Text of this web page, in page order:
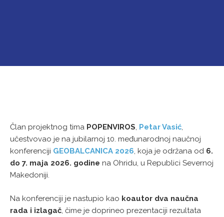
Član projektnog tima POPENVIROS, Petar Vasić,
učestvovao je na jubilarnој 10. međunarodnoj naučnoj
konferenciji GEOBALCANICA 2026, koja je održana od 6.
do 7. maja 2026. godine na Ohridu, u Republici Severnoj
Makedoniji.
Na konferenciji je nastupio kao koautor dva naučna
rada i izlagač , čime je doprineo prezentaciji rezultata